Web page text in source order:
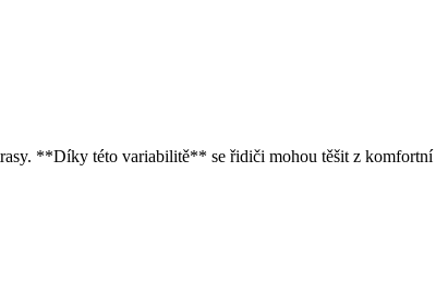
**Díky této variabilitě** se řidiči mohou těšit z komfortní